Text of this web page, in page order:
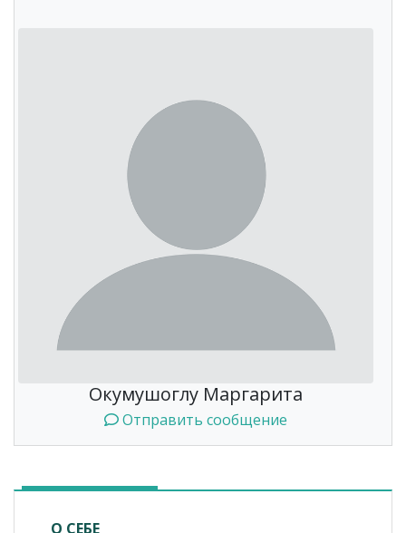
Окумушоглу Маргарита
Отправить сообщение
О СЕБЕ